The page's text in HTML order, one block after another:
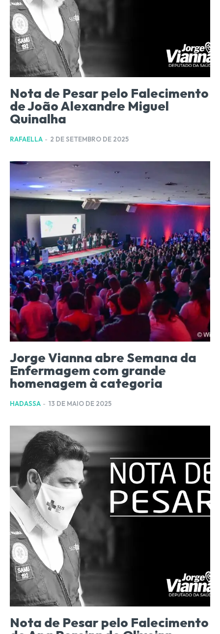
Nota de Pesar pelo Falecimento
de João Alexandre Miguel
Quinalha
RAFAELLA - 2 DE SETEMBRO DE 2025
Jorge Vianna abre Semana da
Enfermagem com grande
homenagem à categoria
HADASSA - 13 DE MAIO DE 2025
Nota de Pesar pelo Falecimento